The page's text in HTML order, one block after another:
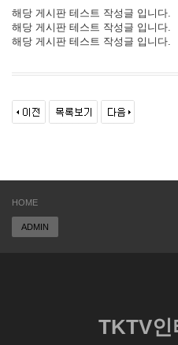
해당 게시판 테스트 작성글 입니다.
해당 게시판 테스트 작성글 입니다.
해당 게시판 테스트 작성글 입니다.
HOME
ADMIN
TKTV인